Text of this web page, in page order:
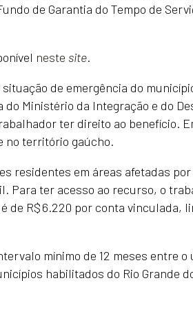
de Garantia do Tempo de
neste site.
de emergência do
Ministério da Integração e do
ter direito ao benefício.
no território gaúcho.
residentes em áreas afetadas
Para ter acesso ao recurso, o
de R$ 6.220 por conta vinculada,
mínimo de 12 meses entre o
habilitados do Rio Grande